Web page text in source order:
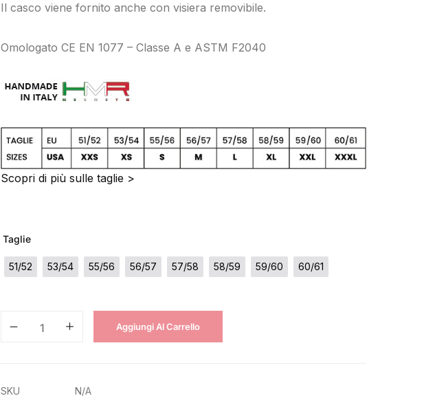
Il casco viene fornito anche con visiera removibile.
Omologato CE EN 1077 – Classe A e ASTM F2040
replica uhren
replica rolex
replika klockor
Scopri di più sulle taglie >
Taglie
51/52 53/54 55/56 56/57 57/58 58/59 59/60 60/61
Aggiungi Al Carrello
SKU
N/A